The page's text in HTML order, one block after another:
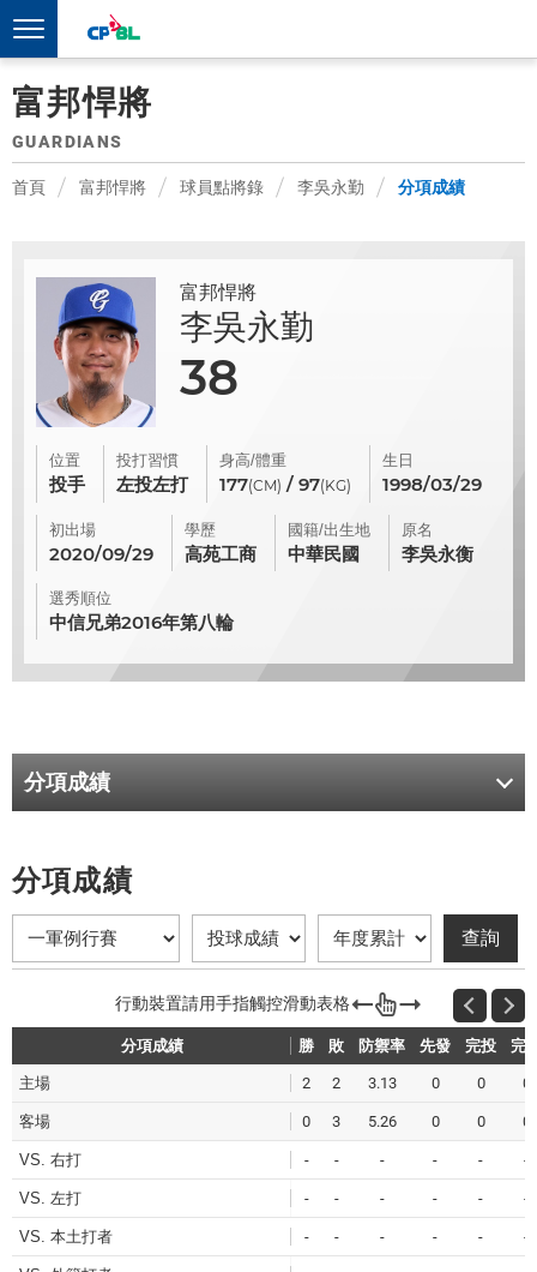
富邦悍將
GUARDIANS
首頁 富邦悍將 球員點將錄 李吳永勤 分項成績
富邦悍將
李吳永勤
38
位置
投手
投打習慣
左投左打
身高/體重
177(CM) / 97(KG)
生日
1998/03/29
初出場
2020/09/29
學歷
高苑工商
國籍/出生地
中華民國
原名
李吳永衡
選秀順位
中信兄弟2016年第八輪
分項成績
分項成績
勝 敗 防禦率 先發 完投 完
分項成績 勝 敗 防禦率 先發 完投 完
主場 2 2 3.13 0 0 0
客場 0 3 5.26 0 0 0
VS. 右打 - - - - - -
VS. 左打 - - - - - -
VS. 本土打者 - - - - - -